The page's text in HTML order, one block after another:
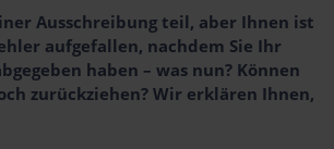
DOCUMEDIA
Ausschreibung teil, aber Ihnen ist
aufgefallen, nachdem Sie Ihr
haben – was nun? Können
zurückziehen? Wir erklären Ihnen,